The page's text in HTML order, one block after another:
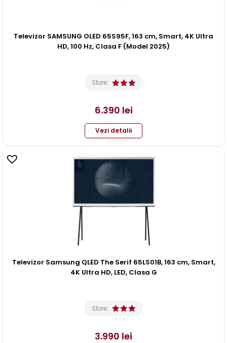
Televizor SAMSUNG OLED 65S95F, 163 cm, Smart, 4K Ultra
HD, 100 Hz, Clasa F (Model 2025)
Stare:
6.390 lei
Vezi detalii
Televizor Samsung QLED The Serif 65LS01B, 163 cm, Smart,
4K Ultra HD, LED, Clasa G
Stare:
3.990 lei